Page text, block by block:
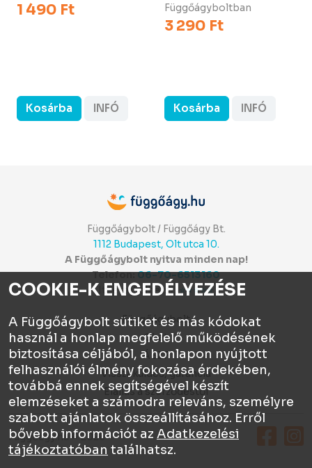
1 490 Ft
Kosárba INFÓ
Függőágyboltban
3 290 Ft
Kosárba INFÓ
Függőágybolt / Függőágy Bt.
1112 Budapest, Olt utca 10.
A Függőágybolt nyitva minden nap!
Telefon:06-70-6513160
Itt értékelhetsz:⭐⭐⭐⭐⭐
Függőágybolt
Chat
ÁSZF
Visszaküldés, garancia
Elállás a szerződéstől
Függőágy.hu © 2026
COOKIE-K ENGEDÉLYEZÉSE
A Függőágybolt sütiket és más kódokat
használ a honlap megfelelő működésének
biztosítása céljából, a honlapon nyújtott
felhasználói élmény fokozása érdekében,
továbbá ennek segítségével készít
elemzéseket a számodra releváns, személyre
szabott ajánlatok összeállításához. Erről
bővebb információt az Adatkezelési
tájékoztatóban találhatsz.